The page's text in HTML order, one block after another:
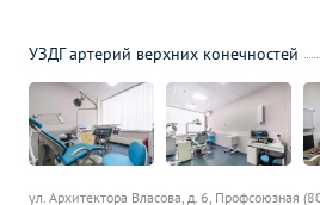
ул. Архитектора Власова, д. 6, Профсоюзная
УЗДГ артерий верхних конечностей